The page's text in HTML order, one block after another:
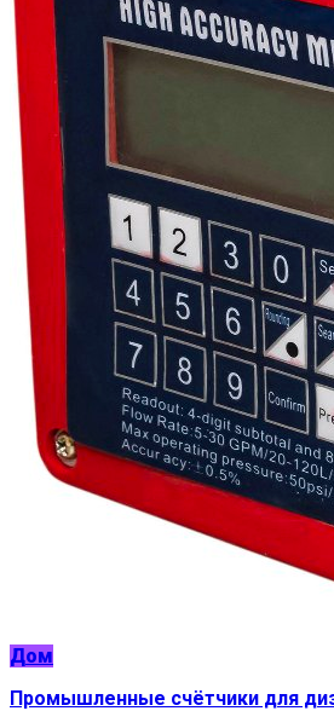
Дом
Промышленные счётчики для